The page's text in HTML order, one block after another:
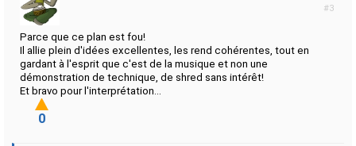
#3
Parce que ce plan est fou!
Il allie plein d'idées excellentes, les rend cohérentes, tout en
gardant à l'esprit que c'est de la musique et non une
démonstration de technique, de shred sans intérêt!
Et bravo pour l'interprétation...
0